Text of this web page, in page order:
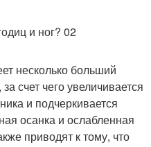
несколько больший
счет чего увеличивается
и подчеркивается
осанка и ослабленная
приводят к тому, что